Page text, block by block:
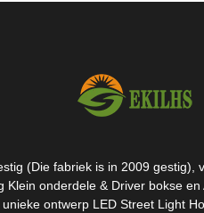
(Die fabriek is in 2009 gestig),
Klein onderdele & Driver bokse
ontwerp LED Street Light